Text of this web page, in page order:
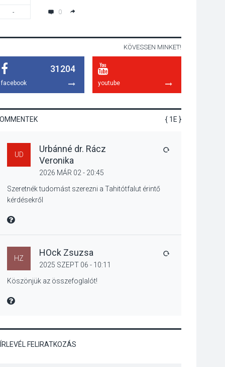
szabadtéri előadások
Szeptembertől
emelkednek a
parkolási díjak
Nőtt a fontosabb nyári
gyümölcsök
termésmennyisége
búcsúhétvége lesz
Szigetmonostoron
- 0
KÖVESSEN MINKET!
31204
facebook youtube
{ 1E }
UD
Urbánné dr. Rácz
Veronika
2026 MÁR 02 - 20:45
Szeretnék tudomást szerezni a Tahitótfalut érintő
kérdésekről
MIRE MONDTA
HZ
HOck Zsuzsa
2025 SZEPT 06 - 10:11
Köszönjük az összefoglalót!
MIRE MONDTA
FELIRATKOZÁS